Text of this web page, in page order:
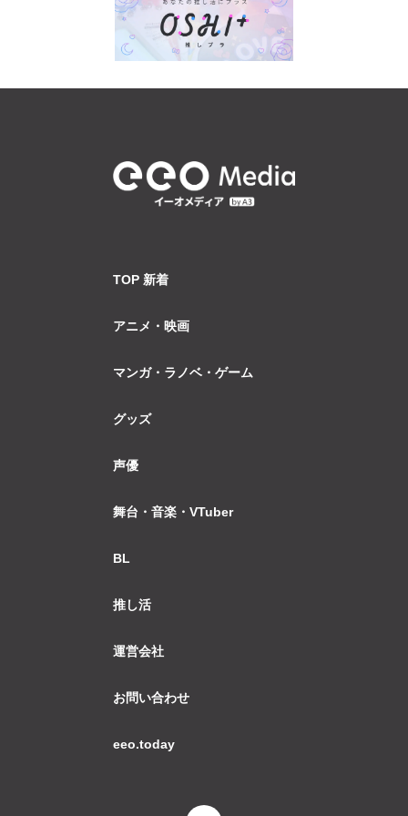
TOP 新着
アニメ・映画
マンガ・ラノベ・ゲーム
グッズ
声優
舞台・音楽・VTuber
BL
推し活
運営会社
お問い合わせ
eeo.today